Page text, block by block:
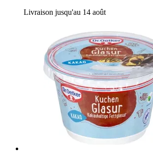
Livraison jusqu'au 14 août